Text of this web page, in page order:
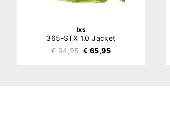
Ixs
365-STX 1.0 Jacket
€ 94,95 € 65,95